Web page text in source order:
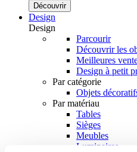
Découvrir
Design
Design
Parcourir
Découvrir les
Meilleures
Design à petit
Par catégorie
Objets
Par matériau
Tables
Sièges
Meubles
Luminaires